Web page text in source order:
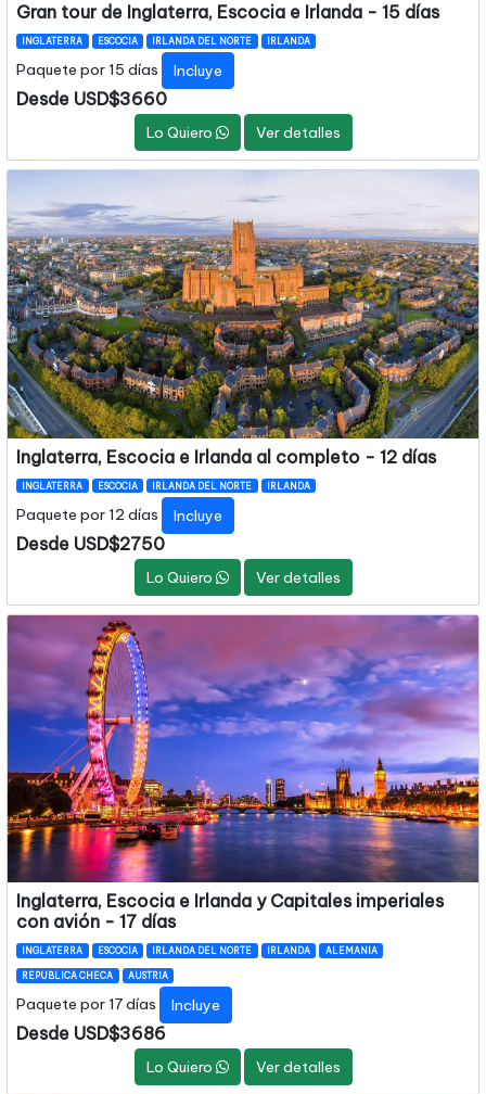
Gran tour de Inglaterra, Escocia e Irlanda - 15 días
INGLATERRA ESCOCIA IRLANDA DEL NORTE IRLANDA
Paquete por 15 días Incluye
Desde USD$3660
Lo Quiero Ver detalles
Inglaterra, Escocia e Irlanda al completo - 12 días
INGLATERRA ESCOCIA IRLANDA DEL NORTE IRLANDA
Paquete por 12 días Incluye
Desde USD$2750
Lo Quiero Ver detalles
Inglaterra, Escocia e Irlanda y Capitales imperiales
con avión - 17 días
INGLATERRA ESCOCIA IRLANDA DEL NORTE IRLANDA ALEMANIA
REPUBLICA CHECA AUSTRIA
Paquete por 17 días Incluye
Desde USD$3686
Lo Quiero Ver detalles